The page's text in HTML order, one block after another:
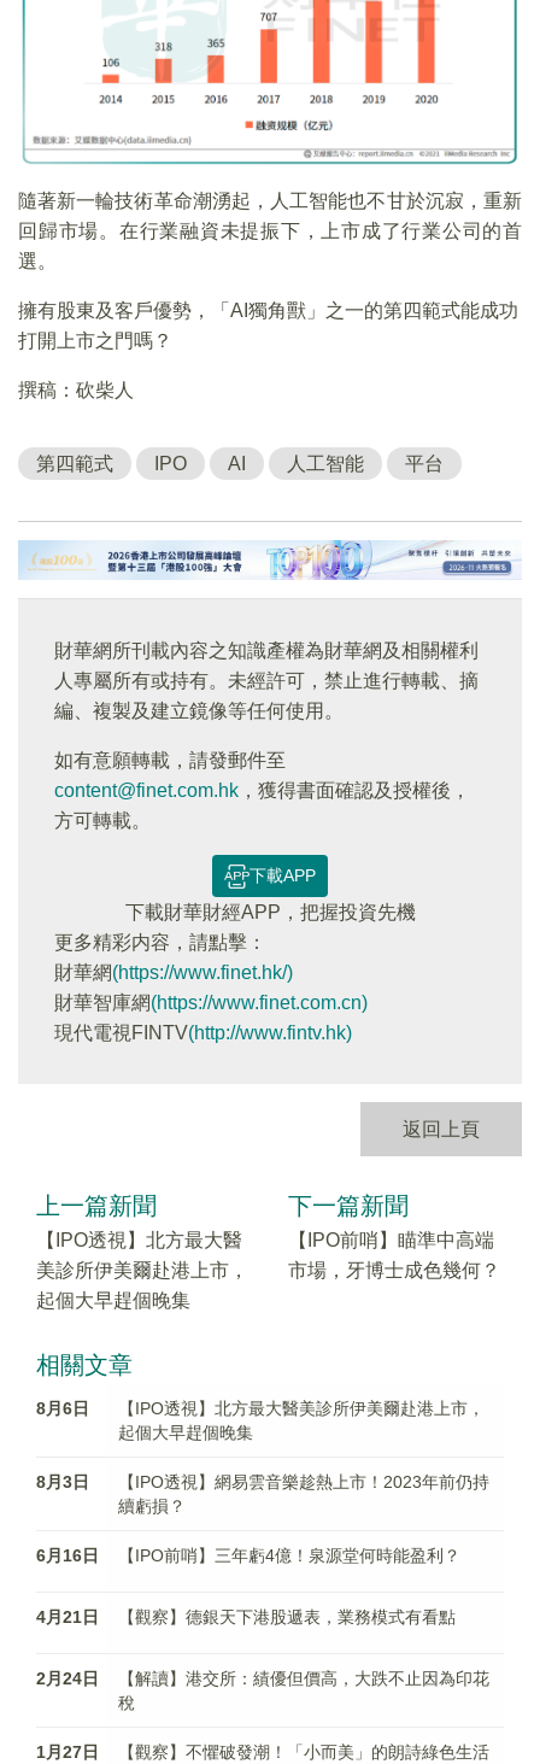
隨著新一輪技術革命潮湧起，人工智能也不甘於沉寂，重新
回歸市場。在行業融資未提振下，上市成了行業公司的首
選。
擁有股東及客戶優勢，「AI獨角獸」之一的第四範式能成功
打開上市之門嗎？
撰稿：砍柴人
第四範式 IPO AI 人工智能 平台
財華網所刊載內容之知識產權為財華網及相關權利
人專屬所有或持有。未經許可，禁止進行轉載、摘
編、複製及建立鏡像等任何使用。
如有意願轉載，請發郵件至
content@finet.com.hk ，獲得書面確認及授權後，
方可轉載。
下載APP
下載財華財經APP，把握投資先機
更多精彩内容，請點擊：
財華網(https://www.finet.hk/)
財華智庫網(https://www.finet.com.cn)
現代電視FINTV(http://www.fintv.hk)
返回上頁
上一篇新聞
【IPO透視】北方最大醫
美診所伊美爾赴港上市，
起個大早趕個晚集
下一篇新聞
【IPO前哨】瞄準中高端
市場，牙博士成色幾何？
相關文章
8月6日
【IPO透視】北方最大醫美診所伊美爾赴港上市，
起個大早趕個晚集
8月3日
【IPO透視】網易雲音樂趁熱上市！2023年前仍持
續虧損？
6月16日 【IPO前哨】三年虧4億！泉源堂何時能盈利？
4月21日 【觀察】德銀天下港股遞表，業務模式有看點
2月24日
【解讀】港交所：績優但價高，大跌不止因為印花
稅
1月27日
【觀察】不懼破發潮！「小而美」的朗詩綠色生活